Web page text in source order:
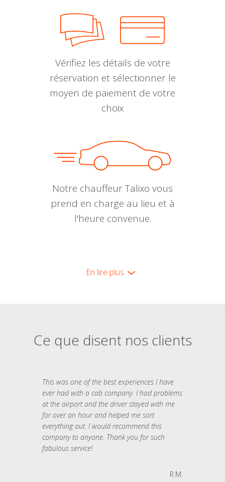
Vérifiez les détails de votre
réservation et sélectionner le
moyen de paiement de votre
choix
Notre chauffeur Talixo vous
prend en charge au lieu et à
l'heure convenue.
En lire plus
Ce que disent nos clients
This was one of the best experiences I have
ever had with a cab company. I had problems
at the airport and the driver stayed with me
for over an hour and helped me sort
everything out. I would recommend this
company to anyone. Thank you for such
fabulous service!
R.M.